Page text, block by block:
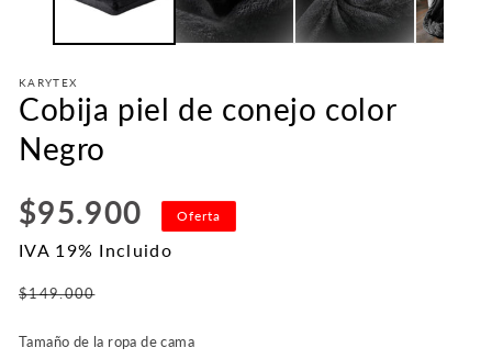
KARYTEX
Cobija piel de conejo color
Negro
Precio
habitual
$95.900 Oferta
IVA 19% Incluido
$149.000
de
Tamaño de la ropa de cama